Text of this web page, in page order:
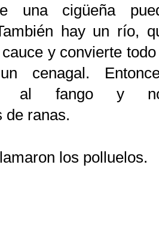
una cigüeña
hay un río,
y convierte
cenagal.
al fango y
de ranas.
los polluelos.